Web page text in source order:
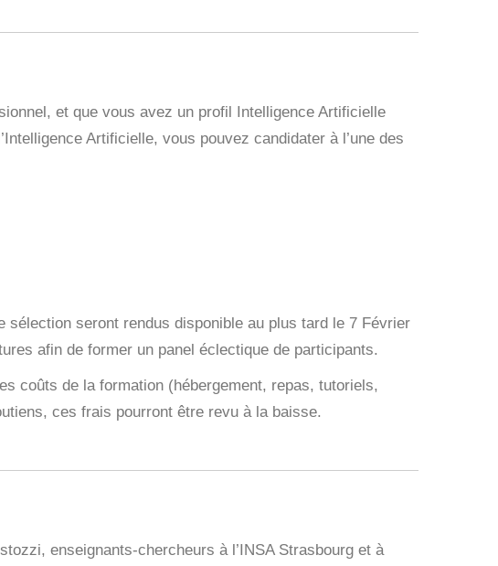
et que vous avez un profil Intelligence Artificielle
Artificielle, vous pouvez candidater à l’une des
seront rendus disponible au plus tard le 7 Février
afin de former un panel éclectique de participants.
coûts de la formation (hébergement, repas, tutoriels,
ces frais pourront être revu à la baisse.
enseignants-chercheurs à l’INSA Strasbourg et à